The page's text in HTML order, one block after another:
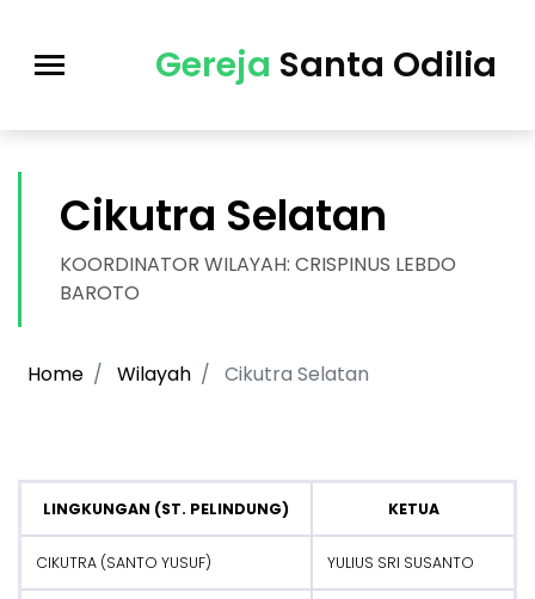
Gereja Santa Odilia
Cikutra Selatan
KOORDINATOR WILAYAH: CRISPINUS LEBDO
BAROTO
Home Wilayah Cikutra Selatan
LINGKUNGAN (ST. PELINDUNG) KETUA
CIKUTRA (SANTO YUSUF) YULIUS SRI SUSANTO